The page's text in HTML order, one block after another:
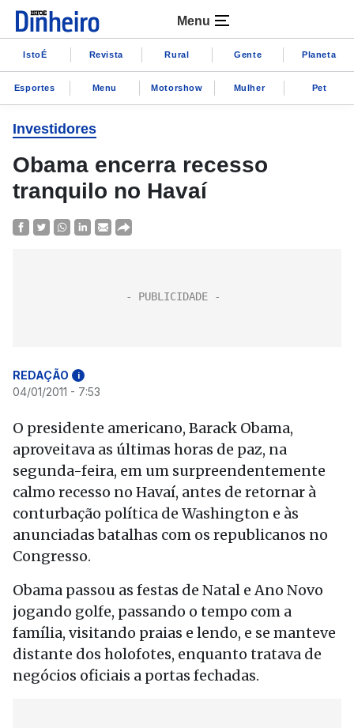
Menu
IstoÉ Revista Rural Gente Planeta
Esportes Menu Motorshow Mulher Pet
Investidores
Obama encerra recesso
tranquilo no Havaí
REDAÇÃO i
04/01/2011 - 7:53
O presidente americano, Barack Obama,
aproveitava as últimas horas de paz, na
segunda-feira, em um surpreendentemente
calmo recesso no Havaí, antes de retornar à
conturbação política de Washington e às
anunciadas batalhas com os republicanos no
Congresso.
Obama passou as festas de Natal e Ano Novo
jogando golfe, passando o tempo com a
família, visitando praias e lendo, e se manteve
distante dos holofotes, enquanto tratava de
negócios oficiais a portas fechadas.